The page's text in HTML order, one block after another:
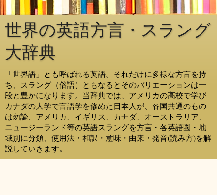
世界の英語方言・スラング
大辞典
「世界語」とも呼ばれる英語。それだけに多様な方言を持
ち、スラング（俗語）ともなるとそのバリエーションは一
段と豊かになります。当辞典では、アメリカの高校で学び
カナダの大学で言語学を修めた日本人が、各国共通のもの
は勿論、アメリカ、イギリス、カナダ、オーストラリア、
ニュージーランド等の英語スラングを方言・各英語圏・地
域別に分類、使用法・和訳・意味・由来・発音(読み方)を解
説していきます。